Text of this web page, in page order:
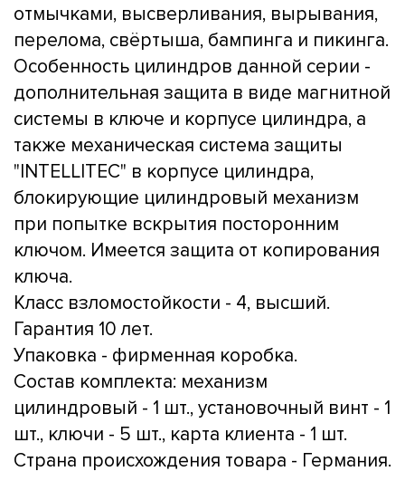
отмычками, высверливания, вырывания,
перелома, свёртыша, бампинга и пикинга.
Особенность цилиндров данной серии -
дополнительная защита в виде магнитной
системы в ключе и корпусе цилиндра, а
также механическая система защиты
"INTELLITEC" в корпусе цилиндра,
блокирующие цилиндровый механизм
при попытке вскрытия посторонним
ключом. Имеется защита от копирования
ключа.
Класс взломостойкости - 4, высший.
Гарантия 10 лет.
Упаковка - фирменная коробка.
Состав комплекта: механизм
цилиндровый - 1 шт., установочный винт - 1
шт., ключи - 5 шт., карта клиента - 1 шт.
Страна происхождения товара - Германия.